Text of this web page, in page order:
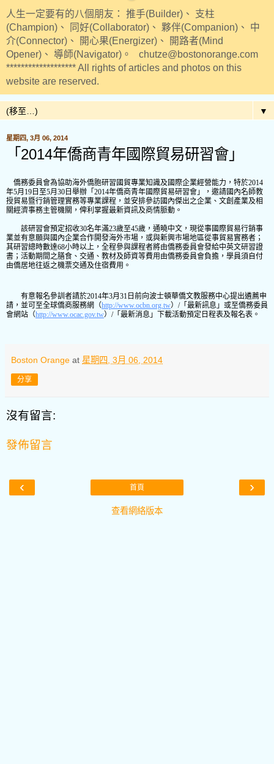
人生一定要有的八個朋友： 推手(Builder)、 支柱
(Champion)、 同好(Collaborator)、 夥伴(Companion)、 中
介(Connector)、 開心果(Energizer)、 開路者(Mind
Opener)、 導師(Navigator)。 chutze@bostonorange.com
******************* All rights of articles and photos on this
website are reserved.
▼
星期四, 3月 06, 2014
「2014年僑商青年國際貿易研習會」
僑務委員會為協助海外僑胞研習國貿專業知識及國際企業經營能力，特於2014
年5月19日至5月30日舉辦「2014年僑商青年國際貿易研習會」，邀請國內名師教
授貿易暨行銷管理實務等專業課程，並安排參訪國內傑出之企業、文創產業及相
關經濟事務主管機關，俾利掌握最新資訊及商情脈動。
該研習會預定招收30名年滿23歲至45歲，通曉中文，現從事國際貿易行銷事
業並有意願與國內企業合作開發海外市場，或與新興市場地區從事貿易實務者；
其研習總時數達68小時以上，全程參與課程者將由僑務委員會發給中英文研習證
書；活動期間之膳食、交通、教材及師資等費用由僑務委員會負擔，學員須自付
由僑居地往返之機票交通及住宿費用。
有意報名參訓者請於2014年3月31日前向波士頓華僑文教服務中心提出遴薦申
請，並可至全球僑商服務網（http://www.ocbn.org.tw）/「最新訊息」或至僑務委員
會網站（http://www.ocac.gov.tw）/「最新消息」下載活動預定日程表及報名表。
Boston Orange at 星期四, 3月 06, 2014
分享
沒有留言:
發佈留言
‹ ›
首頁
查看網絡版本